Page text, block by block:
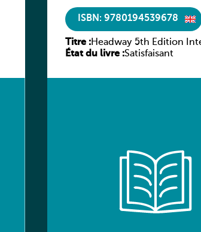
ISBN: 9780194539678
Titre :Headway 5th Edition
Workbook without key
État du livre :Satisfaisant